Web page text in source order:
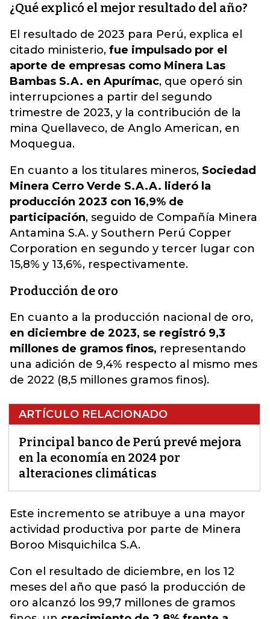
¿Qué explicó el mejor resultado del año?
El resultado de 2023 para Perú, explica el
citado ministerio, fue impulsado por el
aporte de empresas como Minera Las
Bambas S.A. en Apurímac, que operó sin
interrupciones a partir del segundo
trimestre de 2023, y la contribución de la
mina Quellaveco, de Anglo American, en
Moquegua.
En cuanto a los titulares mineros, Sociedad
Minera Cerro Verde S.A.A. lideró la
producción 2023 con 16,9% de
participación, seguido de Compañía Minera
Antamina S.A. y Southern Perú Copper
Corporation en segundo y tercer lugar con
15,8% y 13,6%, respectivamente.
Producción de oro
En cuanto a la producción nacional de oro,
en diciembre de 2023, se registró 9,3
millones de gramos finos, representando
una adición de 9,4% respecto al mismo mes
de 2022 (8,5 millones gramos finos).
ARTÍCULO RELACIONADO
Principal banco de Perú prevé mejora
en la economía en 2024 por
alteraciones climáticas
Este incremento se atribuye a una mayor
actividad productiva por parte de Minera
Boroo Misquichilca S.A.
Con el resultado de diciembre, en los 12
meses del año que pasó la producción de
oro alcanzó los 99,7 millones de gramos